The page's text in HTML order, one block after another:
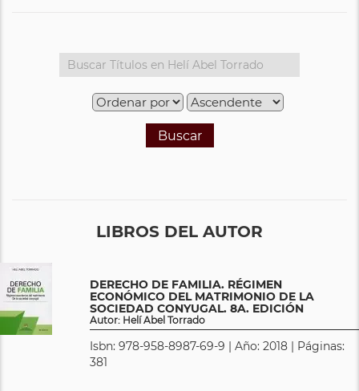
Buscar
LIBROS DEL AUTOR
DERECHO DE FAMILIA. RÉGIMEN
ECONÓMICO DEL MATRIMONIO DE LA
SOCIEDAD CONYUGAL. 8A. EDICIÓN
Autor: Helí Abel Torrado
Isbn: 978-958-8987-69-9 | Año: 2018 | Páginas:
381